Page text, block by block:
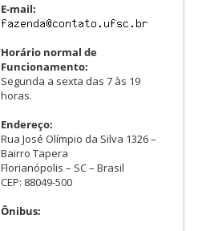
E-mail:
Horário normal de
Funcionamento:
Segunda a sexta das 7 às 19
horas.
Endereço:
Rua José Olímpio da Silva 1326 –
Bairro Tapera
Florianópolis – SC – Brasil
CEP: 88049-500
Ônibus: